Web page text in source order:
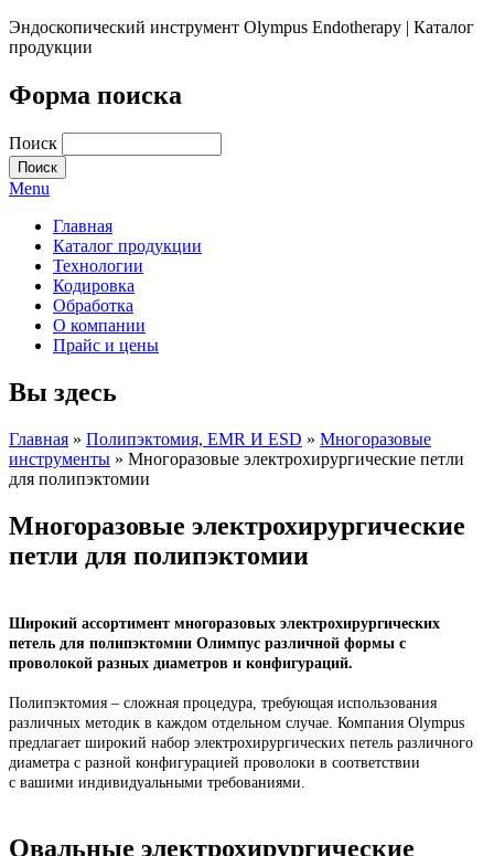
Эндоскопический инструмент Olympus Endotherapy | Каталог
продукции
Форма поиска
Поиск
Menu
Главная
Каталог продукции
Технологии
Кодировка
Обработка
О компании
Прайс и цены
Вы здесь
Главная » Полипэктомия, EMR И ESD » Многоразовые
инструменты » Многоразовые электрохирургические петли
для полипэктомии
Многоразовые электрохирургические
петли для полипэктомии
Широкий ассортимент многоразовых электрохирургических
петель для полипэктомии Олимпус различной формы с
проволокой разных диаметров и конфигураций.
Полипэктомия – сложная процедура, требующая использования
различных методик в каждом отдельном случае. Компания Olympus
предлагает широкий набор электрохирургических петель различного
диаметра с разной конфигурацией проволоки в соответствии
с вашими индивидуальными требованиями.
Овальные электрохирургические